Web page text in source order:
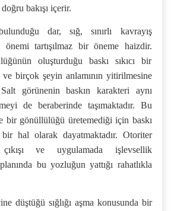
bakışı içerir.
dar, sığ, sınırlı kavrayış
önemi tartışılmaz bir öneme haizdir.
oluşturduğu baskı sıkıcı bir
birçok şeyin anlamının yitirilmesine
görünenin baskın karakteri aynı
de beraberinde taşımaktadır. Bu
bir gönüllülüğü üretemediği için baskı
hal olarak dayatmaktadır. Otoriter
ve uygulamada işlevsellik
bu yozluğun yattığı rahatlıkla
düştüğü sığlığı aşma konusunda bir